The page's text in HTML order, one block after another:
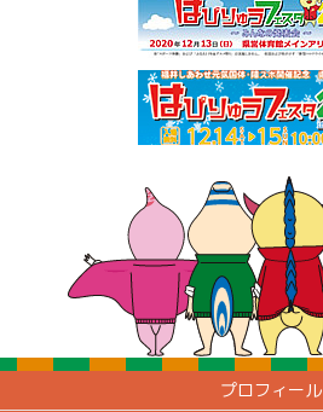
プロフィール